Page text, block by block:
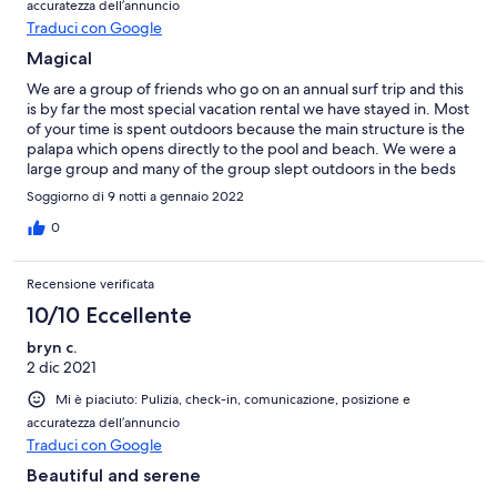
accuratezza dell’annuncio
Traduci con Google
Magical
We are a group of friends who go on an annual surf trip and this
is by far the most special vacation rental we have stayed in. Most
of your time is spent outdoors because the main structure is the
palapa which opens directly to the pool and beach. We were a
large group and many of the group slept outdoors in the beds
in the palapa and were comfortable. Because it is outdoors you
have to coexist with wildlife, including bats (and guano) but the
bats keep the bugs away! The weather was perfect, and the
of the house and it is good for both longboarding and
shortboarding. It is also a short car ride away (or 1.5 mile walk)
from La Saladita which is an amazing longboarding break with
surf rentals. But by far the best part of the experience is Flora
and Serafin, the caretakers who live on the property and put so
much thought and care into making the place beautiful and
comfortable. You can ask them for help with anything you need
(water, toilet paper). And if you choose to have Flora cook for
your group, you will be blown away. Flora’s food is fresh and
varied and incredibly delicious (down to the homemade
tortillas). You will love it here!
Soggiorno di 9 notti a gennaio 2022
0
Recensione verificata
10/10 Eccellente
bryn c.
2 dic 2021
Mi è piaciuto: Pulizia, check-in, comunicazione, posizione e
accuratezza dell’annuncio
Traduci con Google
Beautiful and serene